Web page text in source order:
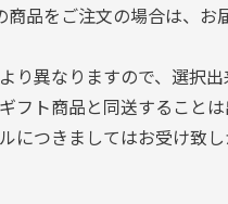
品をご注文の場合は、お
り異なりますので、選択出
フト商品と同送すること
につきましてはお受け致